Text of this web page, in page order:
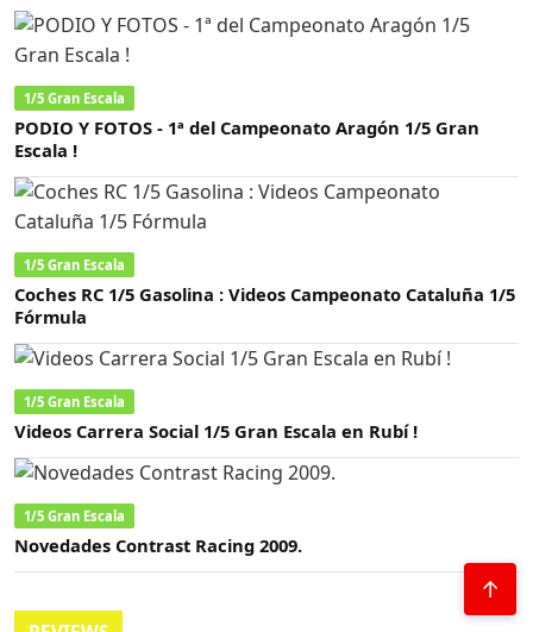
1/5 Gran Escala
PODIO Y FOTOS - 1ª del Campeonato Aragón 1/5 Gran
Escala !
1/5 Gran Escala
Coches RC 1/5 Gasolina : Videos Campeonato Cataluña 1/5
Fórmula
1/5 Gran Escala
Videos Carrera Social 1/5 Gran Escala en Rubí !
1/5 Gran Escala
Novedades Contrast Racing 2009.
↑